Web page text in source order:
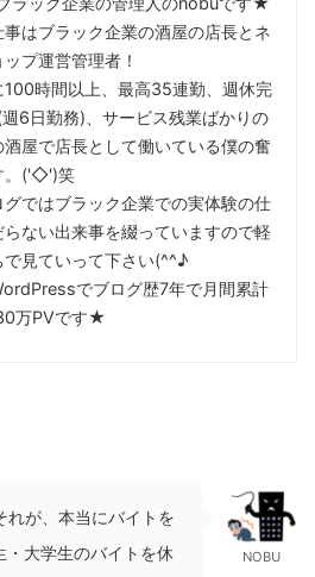
事はブラック企業の酒屋の店長とネ
プ運営管理者！
100時間以上、最高35連勤、週休完
6日勤務)、サービス残業ばかりの
酒屋で店長として働いている僕の奮
。('◇')笑
グではブラック企業での実体験の仕
らない出来事を綴っていますので軽
で見ていって下さい(^^♪
でブログ歴7年で月間累計
万PVです★
が、本当にバイトを
・大学生のバイトを休
NOBU